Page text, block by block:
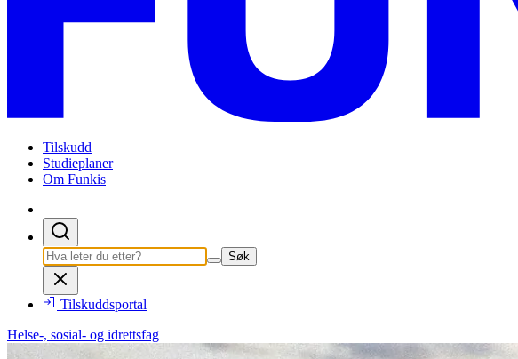
Tilskudd
Studieplaner
Om Funkis
Søk
Tilskuddsportal
Helse-, sosial- og idrettsfag